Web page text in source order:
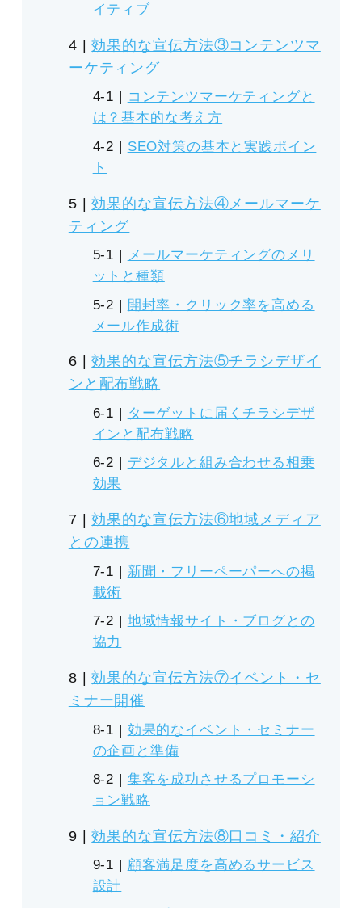
イティブ
効果的な宣伝方法③コンテンツマ
ーケティング
コンテンツマーケティングと
は？基本的な考え方
SEO対策の基本と実践ポイン
ト
効果的な宣伝方法④メールマーケ
ティング
メールマーケティングのメリ
ットと種類
開封率・クリック率を高める
メール作成術
効果的な宣伝方法⑤チラシデザイ
ンと配布戦略
ターゲットに届くチラシデザ
インと配布戦略
デジタルと組み合わせる相乗
効果
効果的な宣伝方法⑥地域メディア
との連携
新聞・フリーペーパーへの掲
載術
地域情報サイト・ブログとの
協力
効果的な宣伝方法⑦イベント・セ
ミナー開催
効果的なイベント・セミナー
の企画と準備
集客を成功させるプロモーシ
ョン戦略
効果的な宣伝方法⑧口コミ・紹介
顧客満足度を高めるサービス
設計